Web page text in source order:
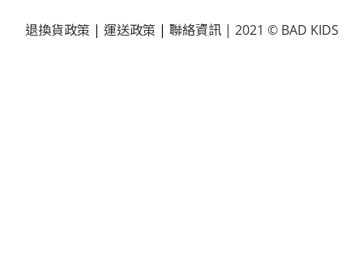
退換貨政策 | 運送政策 | 聯絡資訊| 2021 © BAD KIDS